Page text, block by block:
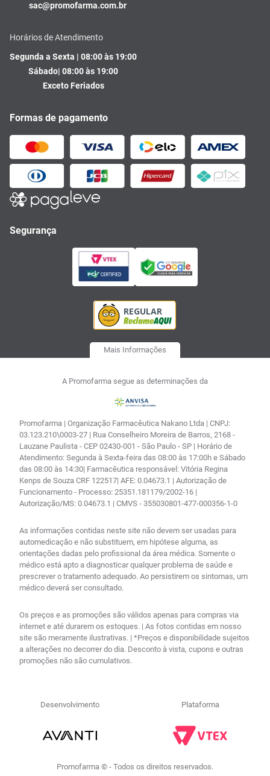
sac@promofarma.com.br
Horários de Atendimento
Segunda a Sexta | 08:00 às 19:00
Sábado| 08:00 às 19:00
Exceto Feriados
Formas de pagamento
Segurança
Mais Informações
A Promofarma segue as determinações da
Promofarma | Organização Farmacêutica Nakano Ltda | CNPJ:
03.123.210\0003-27 | Rua Conselheiro Moreira de Barros, 2168 -
Lauzane Paulista - CEP 02430-001 - São Paulo - SP | Horário de
Atendimento: Segunda à Sexta-feira das 08:00 às 17:00h e Sábado
das 08:00 às 14:30| Farmacêutica responsável: Vitória Regina
Kenps de Souza CRF 122517| AFE: 0.04673.1 | Autorização de
Funcionamento - Processo: 25351.181179/2002-16 |
Autorização/MS: 0.04673.1 | CMVS - 355030801-477-000356-1-0
As informações contidas neste site não devem ser usadas para
automedicação e não substituem, em hipótese alguma, as
orientações dadas pelo profissional da área médica. Somente o
médico está apto a diagnosticar qualquer problema de saúde e
prescrever o tratamento adequado. Ao persistirem os sintomas, um
médico deverá ser consultado.
Os preços e as promoções são válidos apenas para compras via
internet e até durarem os estoques. | As fotos contidas em nosso
site são meramente ilustrativas. | *Preços e disponibilidade sujeitos
a alterações no decorrer do dia. Desconto à vista, cupons e outras
promoções não são cumulativos.
Desenvolvimento Plataforma
Promofarma © - Todos os direitos reservados.